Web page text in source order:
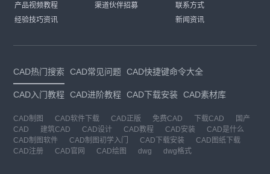
产品视频教程
经验技巧资讯
渠道伙伴招募
联系方式
新闻资讯
CAD热门搜索 CAD常见问题 CAD快捷键命令大全
CAD入门教程 CAD进阶教程 CAD下载安装 CAD素材库
CAD制图 CAD软件下载 CAD正版 免费CAD 下载CAD
国产
CAD
建筑CAD CAD设计 CAD教程 CAD安装
CAD是什么
CAD制图软件
CAD制图初学入门 CAD下载安装
CAD图纸下载
CAD注册
CAD官网 CAD绘图 dwg dwg格式